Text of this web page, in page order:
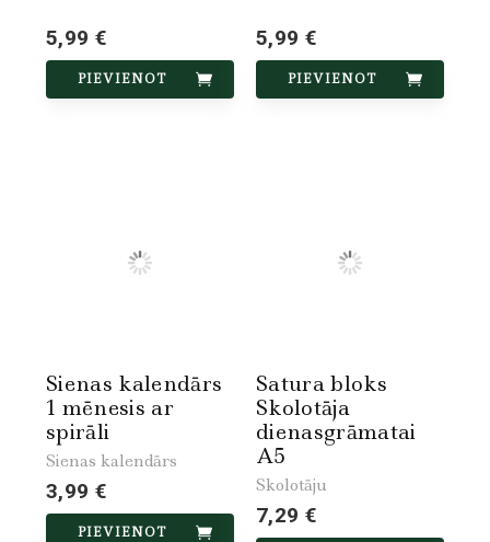
5,99 €
PIEVIENOT
5,99 €
PIEVIENOT
Sienas kalendārs
1 mēnesis ar
spirāli
Sienas kalendārs
3,99 €
PIEVIENOT
Satura bloks
Skolotāja
dienasgrāmatai
A5
Skolotāju
7,29 €